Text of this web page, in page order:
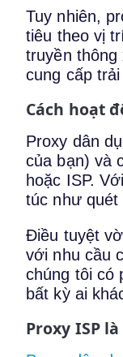
Tuy nhiên,
tiêu theo vị
truyền
cung cấp
Cách hoạt
Proxy dân
của bạn) và
hoặc ISP.
túc như quét
Điều tuyệt
với nhu cầu
chúng tôi có
bất kỳ ai
Proxy ISP là